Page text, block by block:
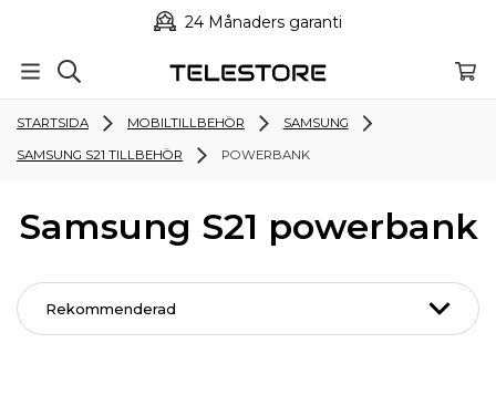
24 Månaders garanti
STARTSIDA MOBILTILLBEHÖR SAMSUNG
SAMSUNG S21 TILLBEHÖR POWERBANK
Samsung S21 powerbank